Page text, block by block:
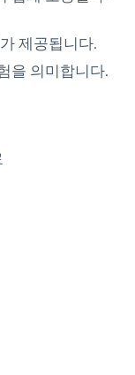
제공됩니다.
을 의미합니다.